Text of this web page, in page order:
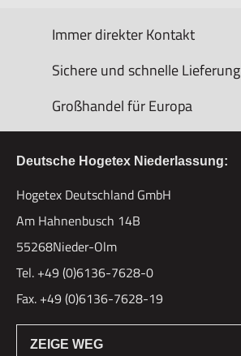
Immer direkter Kontakt
Sichere und schnelle Lieferung
Großhandel für Europa
Deutsche Hogetex Niederlassung:
Hogetex Deutschland GmbH
Am Hahnenbusch 14B
55268Nieder-Olm
Tel. +49 (0)6136-7628-0
Fax. +49 (0)6136-7628-19
ZEIGE WEG